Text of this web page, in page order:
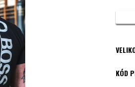
KÓD